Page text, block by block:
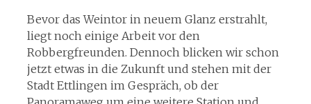
Bevor das Weintor in neuem Glanz erstrahlt,
liegt noch einige Arbeit vor den
Robbergfreunden. Dennoch blicken wir schon
jetzt etwas in die Zukunft und stehen mit der
Stadt Ettlingen im Gespräch, ob der